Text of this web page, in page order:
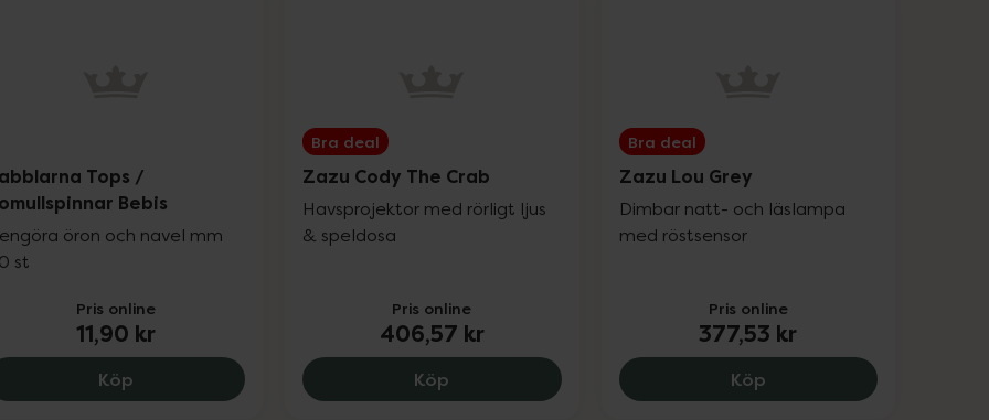
Tops /
Bebis
öron och navel mm
st
Pris online
11,90 kr
Köp Babblarna Tops / Bomullspinnar Bebis, 11.9 kr.
Bra deal
Zazu Cody The Crab
Havsprojektor med rörligt ljus
& speldosa
Pris online
406,57 kr
Köp Zazu Cody The Crab, 406.57 kr.
Bra deal
Zazu Lou Grey
Dimbar natt- och läslampa
med röstsensor
Pris online
377,53 kr
KöpZazu Lou Grey, 377.53 kr.